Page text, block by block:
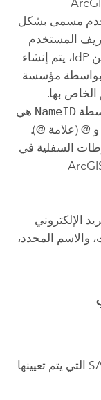
مسمى بشكل
المستخدم
بشكل فريد. عند تسجيل دخول مستخدم من IdP، يتم إنشاء
بواسطة مؤسسة
بها.
NameID هي
@ (علامة @).
السفلية في
الإلكتروني
والاسم المحدد،
يسرد الجدول التالي خريطة قيم تأكيد SAML التي يتم تعيينها